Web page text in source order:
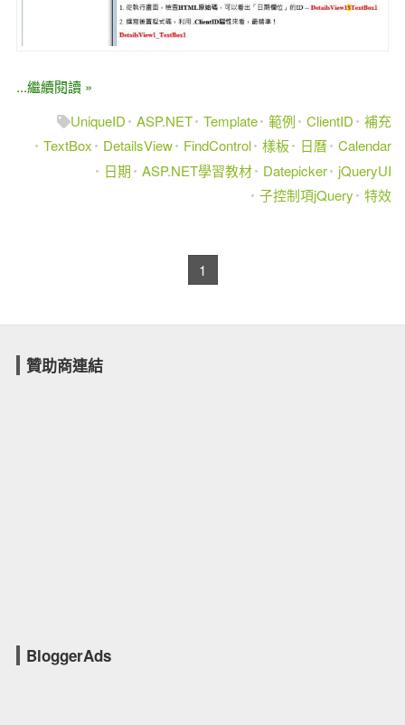
...繼續閱讀 »
UniqueID
ASP.NET Template 範例 ClientID
補充
TextBox
DetailsView FindControl 樣板 日曆 Calendar
日期
ASP.NET學習教材 Datepicker
jQueryUI
子控制項jQuery
特效
1
贊助商連結
BloggerAds